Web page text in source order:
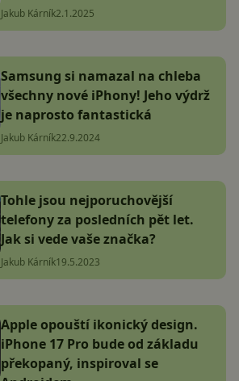
Jakub Kárník2.1.2025
Samsung si namazal na chleba
všechny nové iPhony! Jeho výdrž
je naprosto fantastická
Jakub Kárník22.9.2024
Tohle jsou nejporuchovější
telefony za posledních pět let.
Jak si vede vaše značka?
Jakub Kárník19.5.2023
Apple opouští ikonický design.
iPhone 17 Pro bude od základu
překopaný, inspiroval se